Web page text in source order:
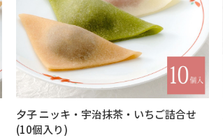
夕子 ニッキ・宇治抹茶・いちご詰合せ
(10個入り)